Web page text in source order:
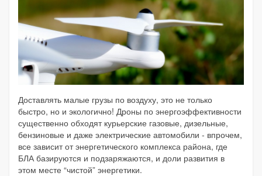
Доставлять малые грузы по воздуху, это не только
быстро, но и экологично! Дроны по энергоэффективности
существенно обходят курьерские газовые, дизельные,
бензиновые и даже электрические автомобили - впрочем,
все зависит от энергетического комплекса района, где
БЛА базируются и подзаряжаются, и доли развития в
этом месте “чистой” энергетики.